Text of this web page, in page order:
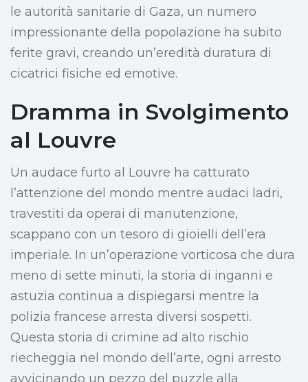
le autorità sanitarie di Gaza, un numero
impressionante della popolazione ha subito
ferite gravi, creando un’eredità duratura di
cicatrici fisiche ed emotive.
Dramma in Svolgimento
al Louvre
Un audace furto al Louvre ha catturato
l’attenzione del mondo mentre audaci ladri,
travestiti da operai di manutenzione,
scappano con un tesoro di gioielli dell’era
imperiale. In un’operazione vorticosa che dura
meno di sette minuti, la storia di inganni e
astuzia continua a dispiegarsi mentre la
polizia francese arresta diversi sospetti.
Questa storia di crimine ad alto rischio
riecheggia nel mondo dell’arte, ogni arresto
avvicinando un pezzo del puzzle alla